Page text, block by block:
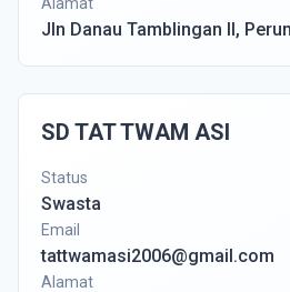
Jln Danau Tamblingan II,
SD TAT TWAM ASI
Status
Swasta
Email
tattwamasi2006@gmail.com
Alamat